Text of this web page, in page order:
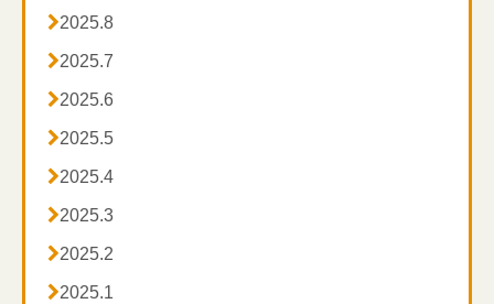
◎川崎市麻生区・多摩区・宮前区・高津区
2025.8
2025.7
2025.6
2025.5
2025.4
2025.3
2025.2
2025.1